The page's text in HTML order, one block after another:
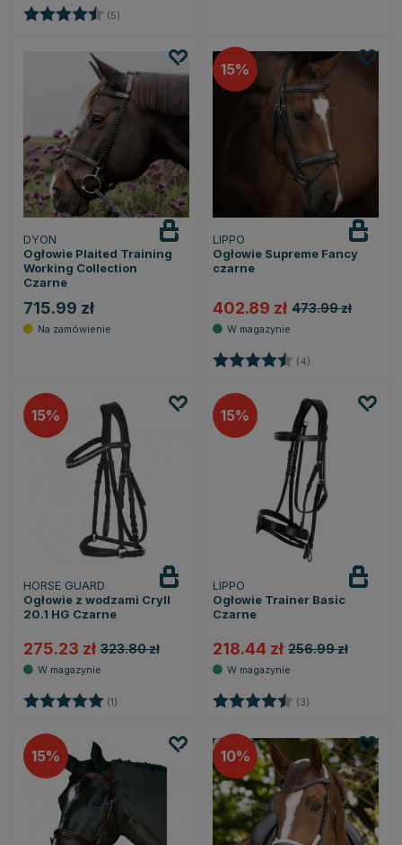
Ocena: (5)
DYON
Ogłowie Plaited Training
Working Collection
Czarne
715.99 zł
15
LIPPO
Ogłowie Supreme Fancy
czarne
402.89 zł 473.99 zł
Ocena: (4)
15
HORSE GUARD
Ogłowie z wodzami Cryll
20.1 HG Czarne
275.23 zł 323.80 zł
Ocena: (1)
15
LIPPO
Ogłowie Trainer Basic
Czarne
218.44 zł 256.99 zł
Ocena: (3)
15 10